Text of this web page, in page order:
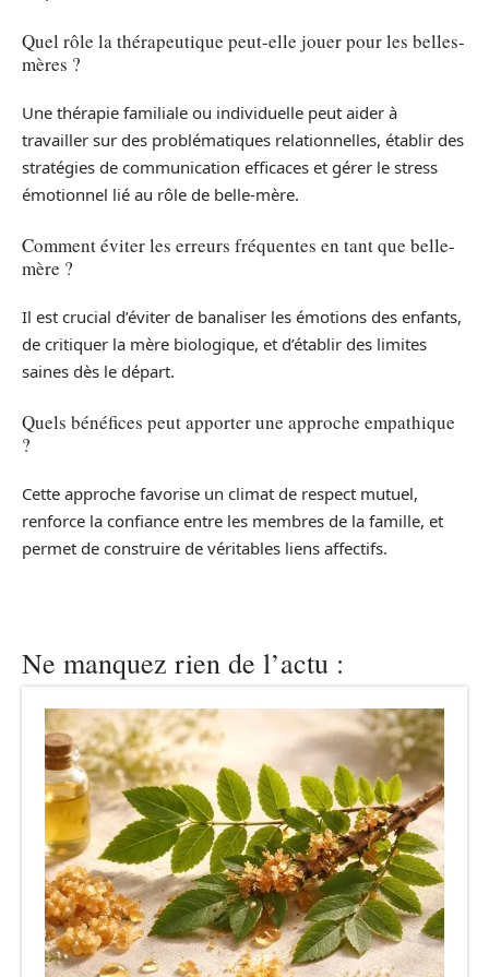
Quel rôle la thérapeutique peut-elle jouer pour les belles-
mères ?
Une thérapie familiale ou individuelle peut aider à
travailler sur des problématiques relationnelles, établir des
stratégies de communication efficaces et gérer le stress
émotionnel lié au rôle de belle-mère.
Comment éviter les erreurs fréquentes en tant que belle-
mère ?
Il est crucial d’éviter de banaliser les émotions des enfants,
de critiquer la mère biologique, et d’établir des limites
saines dès le départ.
Quels bénéfices peut apporter une approche empathique
?
Cette approche favorise un climat de respect mutuel,
renforce la confiance entre les membres de la famille, et
permet de construire de véritables liens affectifs.
Ne manquez rien de l’actu :